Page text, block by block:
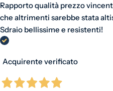
Rapporto qualità prezzo
che altrimenti sarebbe stata
Sdraio bellissime e resistenti!
Acquirente verificato